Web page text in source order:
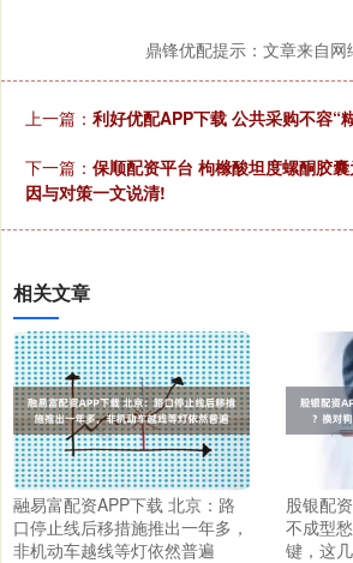
鼎锋优配提示：文章来自网
上一篇： 利好优配APP下载 公共采购不容“
下一篇： 保顺配资平台 枸橼酸坦度螺酮胶
因与对策一文说清!
相关文章
融易富配资APP下载 北京：路
口停止线后移措施推出一年多，
非机动车越线等灯依然普遍
股银配
不成型
键，这